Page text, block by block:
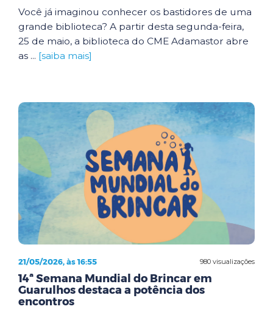
Você já imaginou conhecer os bastidores de uma
grande biblioteca? A partir desta segunda-feira,
25 de maio, a biblioteca do CME Adamastor abre
as ... [saiba mais]
980 visualizações
21/05/2026, às 16:55
14ª Semana Mundial do Brincar em
Guarulhos destaca a potência dos
encontros